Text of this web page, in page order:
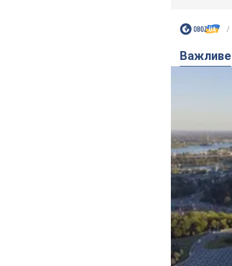
Важливе